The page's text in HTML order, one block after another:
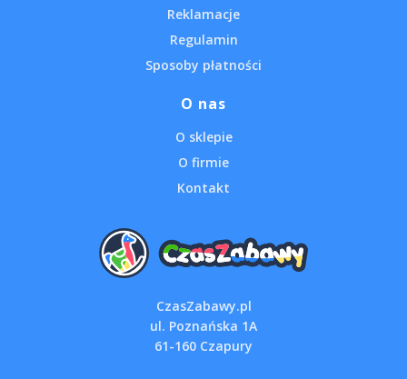
Reklamacje
Regulamin
Sposoby płatności
O nas
O sklepie
O firmie
Kontakt
CzasZabawy.pl
ul. Poznańska 1A
61-160 Czapury